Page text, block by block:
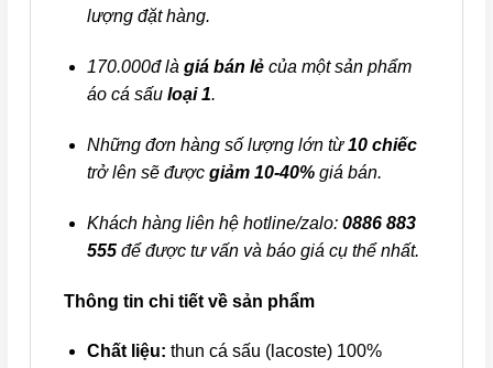
lượng đặt hàng.
170.000đ là giá bán lẻcủa một sản phẩm
áo cá sấuloại 1.
Những đơn hàng số lượng lớn từ10 chiếc
trở lên sẽ được giảm 10-40%giá bán.
Khách hàng liên hệ hotline/zalo:0886 883
555để được tư vấn và báo giá cụ thể nhất.
Thông tin chi tiết về sản phẩm
Chất liệu: thun cá sấu (lacoste) 100%